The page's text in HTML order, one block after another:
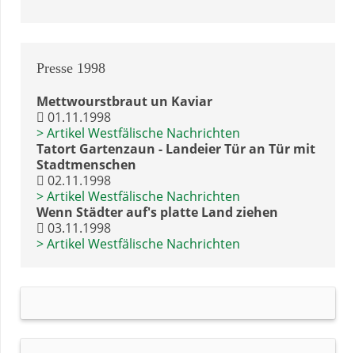
Archiv 2001
Archiv 1995
Archiv 1994
Archiv 1992
Archiv 1991
Archiv 1990
Archiv 1989
Archiv 1988
Presse 1998
Mettwourstbraut un Kaviar
01.11.1998
> Artikel Westfälische Nachrichten
Tatort Gartenzaun - Landeier Tür an Tür mit
Stadtmenschen
02.11.1998
> Artikel Westfälische Nachrichten
Wenn Städter auf's platte Land ziehen
03.11.1998
> Artikel Westfälische Nachrichten